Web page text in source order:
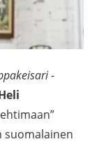
-
suomalainen